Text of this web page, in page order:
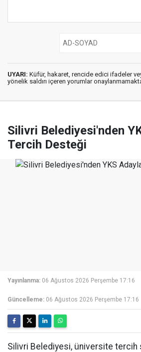
UYARI: Küfür, hakaret, rencide edici ifadeler
yönelik saldırı içeren yorumlar
Silivri Belediyesi'nden
Tercih Desteği
Yayınlanma: 06 Ağustos 2026 Perşembe 17:16
Güncelleme: 06 Ağustos 2026 Perşembe 17:16
Silivri Belediyesi, üniversite tercih